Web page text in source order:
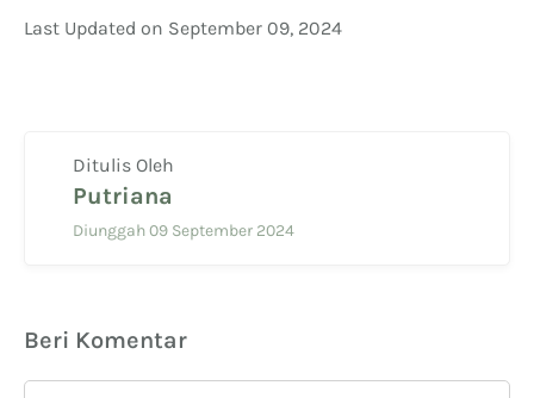
Last Updated on September 09, 2024
Ditulis Oleh
Putriana
Diunggah 09 September 2024
Beri Komentar